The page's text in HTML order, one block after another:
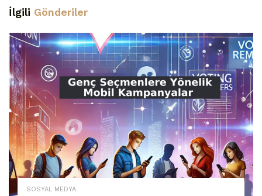
İlgili Gönderiler
SOSYAL MEDYA